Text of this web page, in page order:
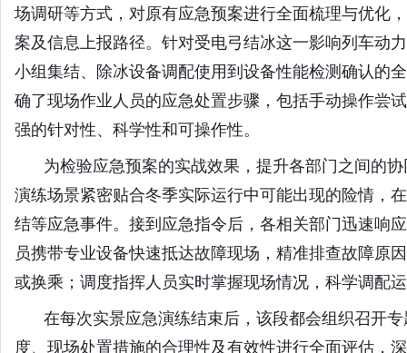
场调研等方式，对原有应急预案进行全面梳理与优化
案及信息上报路径。针对受电弓结冰这一影响列车动
小组集结、除冰设备调配使用到设备性能检测确认的
确了现场作业人员的应急处置步骤，包括手动操作尝
强的针对性、科学性和可操作性。
为检验应急预案的实战效果，提升各部门之间的
演练场景紧密贴合冬季实际运行中可能出现的险情，
结等应急事件。接到应急指令后，各相关部门迅速响
员携带专业设备快速抵达故障现场，精准排查故障原
或换乘；调度指挥人员实时掌握现场情况，科学调配
在每次实景应急演练结束后，该段都会组织召开
度、现场处置措施的合理性及有效性进行全面评估，